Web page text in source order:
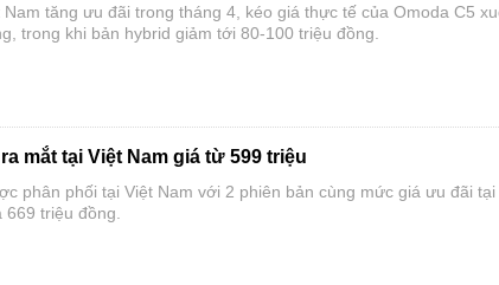
tăng ưu đãi trong tháng 4, kéo giá thực tế của Omoda C5
trong khi bản hybrid giảm tới 80-100 triệu đồng.
mắt tại Việt Nam giá từ 599 triệu
phân phối tại Việt Nam với 2 phiên bản cùng mức giá ưu đãi tại
triệu đồng.